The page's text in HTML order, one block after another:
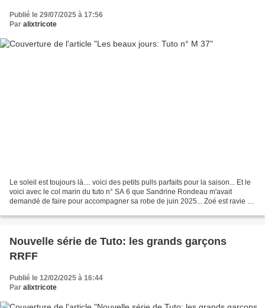
Publié le 29/07/2025 à 17:56
Par alixtricote
Le soleil est toujours là.... voici des petits pulls parfaits pour la saison... Et le
voici avec le col marin du tuto n° SA 6 que Sandrine Rondeau m'avait
demandé de faire pour accompagner sa robe de juin 2025... Zoé est ravie de
Nouvelle série de Tuto: les grands garçons
RRFF
Publié le 12/02/2025 à 16:44
Par alixtricote